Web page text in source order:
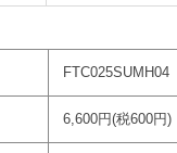
FTC025SUMH04
6,600円(税600円)